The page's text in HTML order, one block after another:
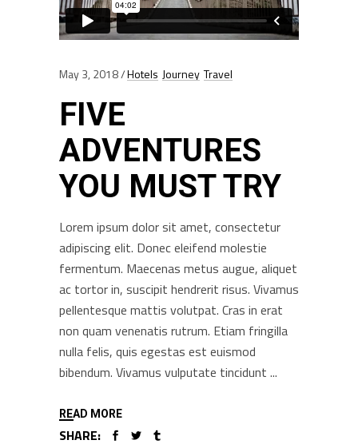
May 3, 2018 Hotels Journey Travel
FIVE
ADVENTURES
YOU MUST TRY
Lorem ipsum dolor sit amet, consectetur
adipiscing elit. Donec eleifend molestie
fermentum. Maecenas metus augue, aliquet
ac tortor in, suscipit hendrerit risus. Vivamus
pellentesque mattis volutpat. Cras in erat
non quam venenatis rutrum. Etiam fringilla
nulla felis, quis egestas est euismod
bibendum. Vivamus vulputate tincidunt
READ MORE
SHARE: